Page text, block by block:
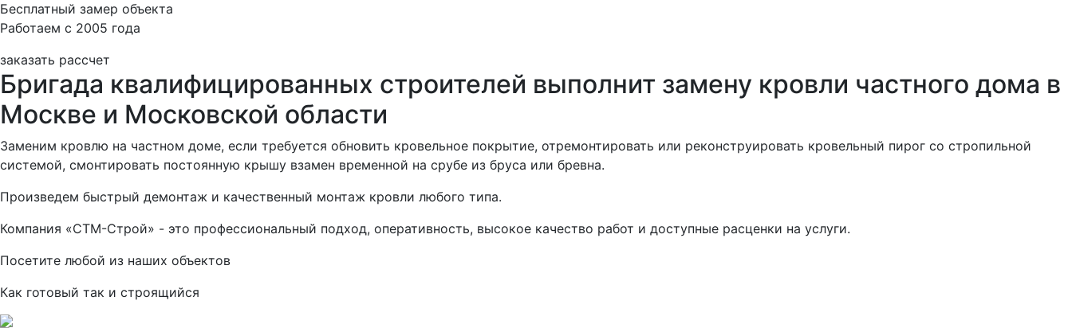
Бесплатный замер объекта
Работаем с 2005 года
заказать рассчет
Бригада квалифицированных строителей выполнит замену кровли частного дома в
Москве и Московской области
Заменим кровлю на частном доме, если требуется обновить кровельное покрытие, отремонтировать или реконструировать кровельный пирог со стропильной
системой, смонтировать постоянную крышу взамен временной на срубе из бруса или бревна.
Произведем быстрый демонтаж и качественный монтаж кровли любого типа.
Компания «СТМ-Строй» - это профессиональный подход, оперативность, высокое качество работ и доступные расценки на услуги.
Посетите любой из наших объектов
Как готовый так и строящийся